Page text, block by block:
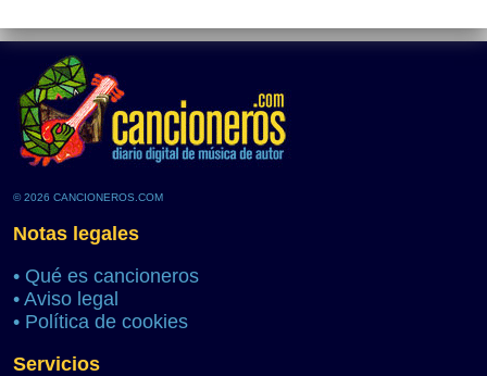
© 2026 CANCIONEROS.COM
Notas legales
• Qué es cancioneros
• Aviso legal
• Política de cookies
Servicios